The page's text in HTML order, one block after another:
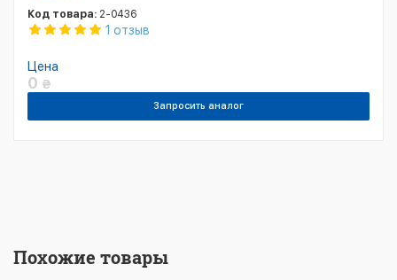
Код товара: 2-0436
1 отзыв
Цена
0 ₴
Запросить аналог
Похожие товары